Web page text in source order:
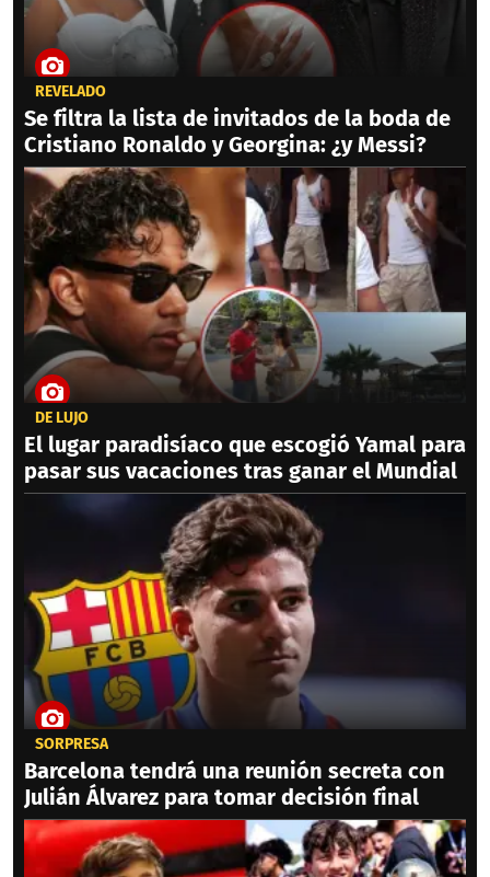
REVELADO
Se filtra la lista de invitados de la boda de
Cristiano Ronaldo y Georgina: ¿y Messi?
DE LUJO
El lugar paradisíaco que escogió Yamal para
pasar sus vacaciones tras ganar el Mundial
SORPRESA
Barcelona tendrá una reunión secreta con
Julián Álvarez para tomar decisión final